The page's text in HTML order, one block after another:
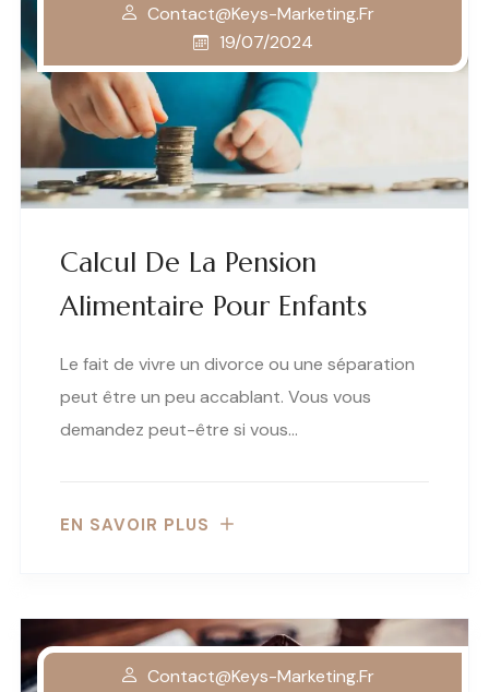
Calcul De La Pension
Alimentaire Pour Enfants
Contact@keys-Marketing.fr
19/07/2024
Le fait de vivre un divorce ou une séparation
peut être un peu accablant. Vous vous
demandez peut-être si vous…
EN SAVOIR PLUS
Contact@keys-Marketing.fr